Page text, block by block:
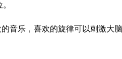
音乐，喜欢的旋律可以刺激大